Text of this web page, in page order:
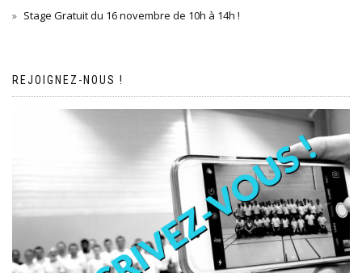
Stage Gratuit du 16 novembre de 10h à 14h !
REJOIGNEZ-NOUS !